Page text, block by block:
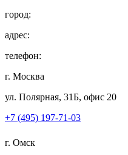
город:
адрес:
телефон:
г. Москва
ул. Полярная, 31Б, офис 20
+7 (495) 197-71-03
г. Омск